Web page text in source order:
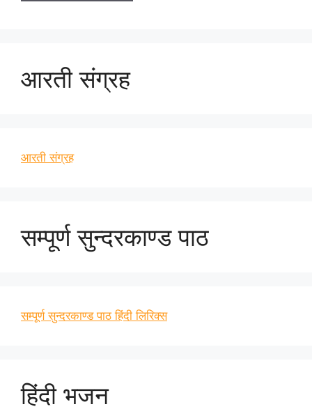
आरती संग्रह
आरती संग्रह
सम्पूर्ण सुन्दरकाण्ड पाठ
सम्पूर्ण सुन्दरकाण्ड पाठ हिंदी लिरिक्स
हिंदी भजन